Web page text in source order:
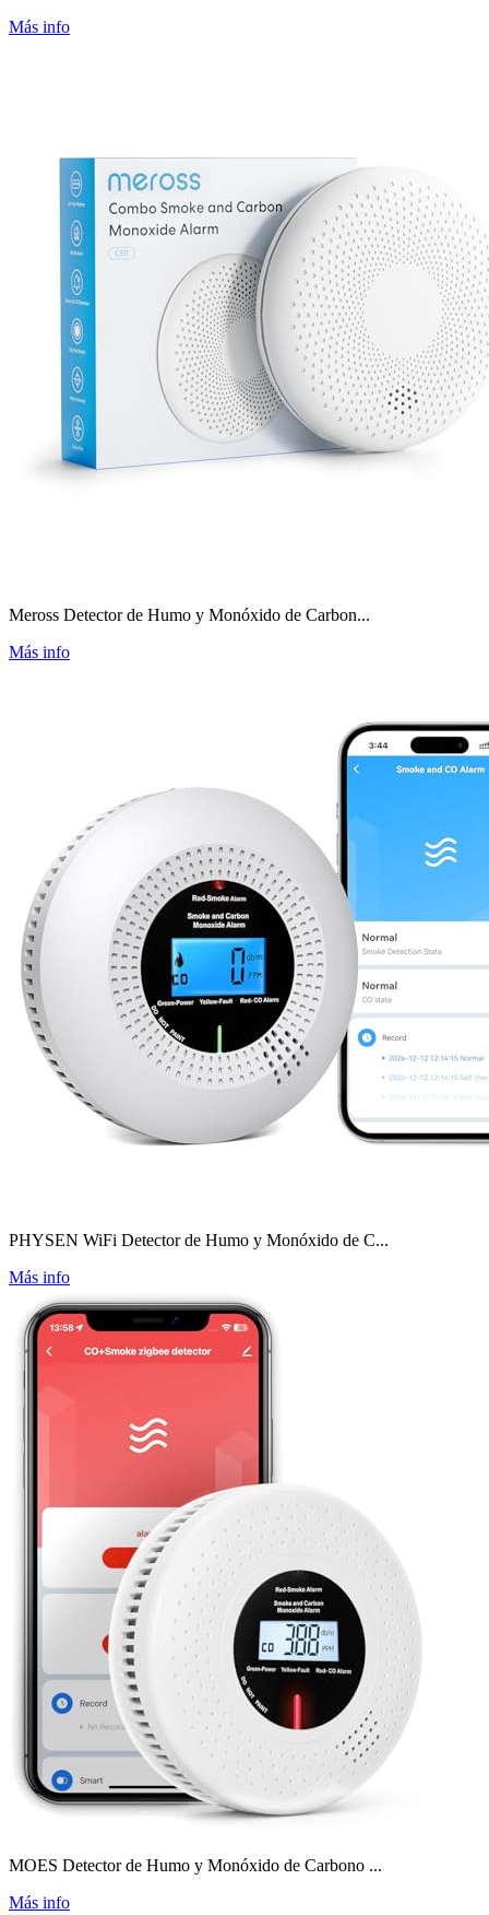
Más info
Meross Detector de Humo y Monóxido de Carbon...
Más info
PHYSEN WiFi Detector de Humo y Monóxido de C...
Más info
MOES Detector de Humo y Monóxido de Carbono ...
Más info